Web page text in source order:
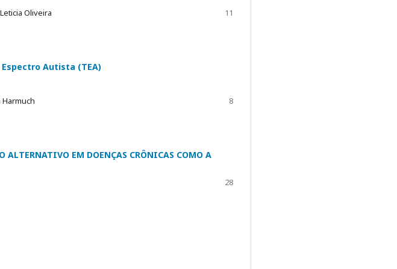
Oliveira
11
Autista (TEA)
8
ALTERNATIVO EM DOENÇAS CRÔNICAS COMO A
28